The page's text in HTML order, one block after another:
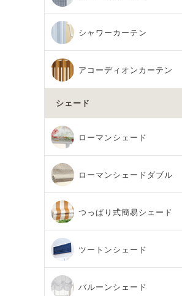
シャワーカーテン
アコーディオンカーテン
シェード
ローマンシェード
ローマンシェードダブル
つっぱり式簡易シェード
ツートンシェード
バルーンシェード